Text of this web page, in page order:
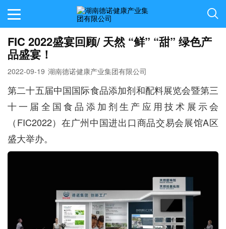
FIC 2022盛宴回顾/ 天然 “鲜” “甜” 绿色产
品盛宴！
2022-09-19 湖南德诺健康产业集团有限公司
第二十五届中国国际食品添加剂和配料展览会暨第三
十一届全国食品添加剂生产应用技术展示会
（FIC2022）在广州中国进出口商品交易会展馆A区
盛大举办。